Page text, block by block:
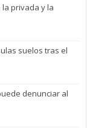
privada y la
suelos tras el
denunciar al